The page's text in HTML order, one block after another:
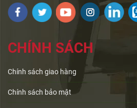
CHÍNH SÁCH
Chính sách giao hàng
Chính sách bảo mật